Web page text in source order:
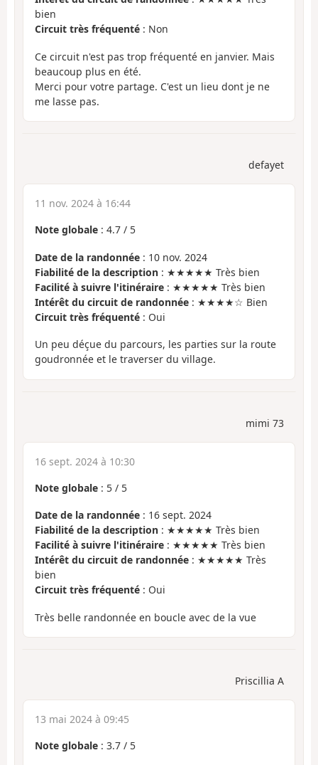
bien
Circuit très fréquenté : Non
Ce circuit n'est pas trop fréquenté en janvier. Mais
beaucoup plus en été.
Merci pour votre partage. C'est un lieu dont je ne
me lasse pas.
defayet
11 nov. 2024 à 16:44
Note globale : 4.7 / 5
Date de la randonnée : 10 nov. 2024
Fiabilité de la description : ★★★★★ Très bien
Facilité à suivre l'itinéraire : ★★★★★ Très bien
Intérêt du circuit de randonnée : ★★★★☆ Bien
Circuit très fréquenté : Oui
Un peu déçue du parcours, les parties sur la route
goudronnée et le traverser du village.
mimi 73
16 sept. 2024 à 10:30
Note globale : 5 / 5
Date de la randonnée : 16 sept. 2024
Fiabilité de la description : ★★★★★ Très bien
Facilité à suivre l'itinéraire : ★★★★★ Très bien
Intérêt du circuit de randonnée : ★★★★★ Très
bien
Circuit très fréquenté : Oui
Très belle randonnée en boucle avec de la vue
Priscillia A
13 mai 2024 à 09:45
Note globale : 3.7 / 5